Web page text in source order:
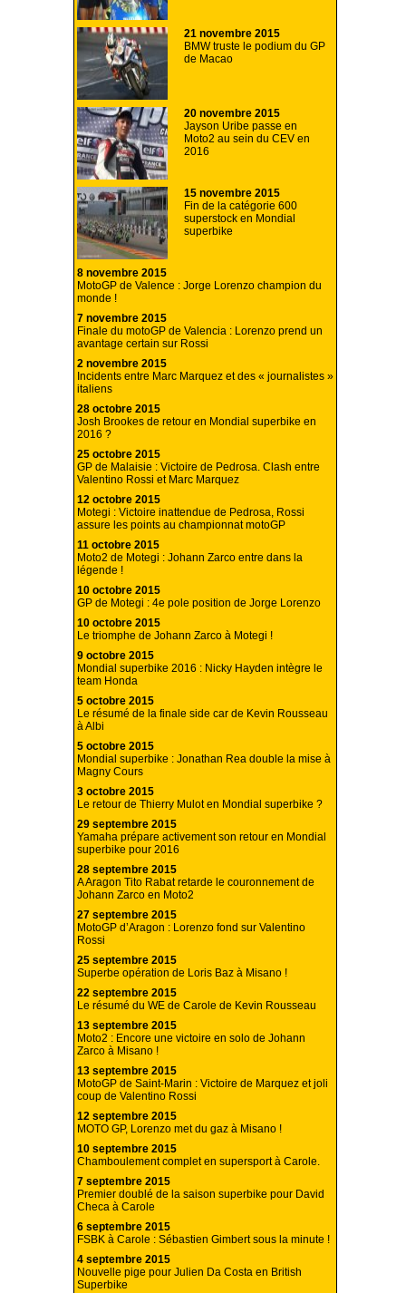
21 novembre 2015
BMW truste le podium du GP
de Macao
20 novembre 2015
Jayson Uribe passe en
Moto2 au sein du CEV en
2016
15 novembre 2015
Fin de la catégorie 600
superstock en Mondial
superbike
8 novembre 2015
MotoGP de Valence : Jorge Lorenzo champion du
monde !
7 novembre 2015
Finale du motoGP de Valencia : Lorenzo prend un
avantage certain sur Rossi
2 novembre 2015
Incidents entre Marc Marquez et des « journalistes »
italiens
28 octobre 2015
Josh Brookes de retour en Mondial superbike en
2016 ?
25 octobre 2015
GP de Malaisie : Victoire de Pedrosa. Clash entre
Valentino Rossi et Marc Marquez
12 octobre 2015
Motegi : Victoire inattendue de Pedrosa, Rossi
assure les points au championnat motoGP
11 octobre 2015
Moto2 de Motegi : Johann Zarco entre dans la
légende !
10 octobre 2015
GP de Motegi : 4e pole position de Jorge Lorenzo
10 octobre 2015
Le triomphe de Johann Zarco à Motegi !
9 octobre 2015
Mondial superbike 2016 : Nicky Hayden intègre le
team Honda
5 octobre 2015
Le résumé de la finale side car de Kevin Rousseau
à Albi
5 octobre 2015
Mondial superbike : Jonathan Rea double la mise à
Magny Cours
3 octobre 2015
Le retour de Thierry Mulot en Mondial superbike ?
29 septembre 2015
Yamaha prépare activement son retour en Mondial
superbike pour 2016
28 septembre 2015
A Aragon Tito Rabat retarde le couronnement de
Johann Zarco en Moto2
27 septembre 2015
MotoGP d’Aragon : Lorenzo fond sur Valentino
Rossi
25 septembre 2015
Superbe opération de Loris Baz à Misano !
22 septembre 2015
Le résumé du WE de Carole de Kevin Rousseau
13 septembre 2015
Moto2 : Encore une victoire en solo de Johann
Zarco à Misano !
13 septembre 2015
MotoGP de Saint-Marin : Victoire de Marquez et joli
coup de Valentino Rossi
12 septembre 2015
MOTO GP, Lorenzo met du gaz à Misano !
10 septembre 2015
Chamboulement complet en supersport à Carole.
7 septembre 2015
Premier doublé de la saison superbike pour David
Checa à Carole
6 septembre 2015
FSBK à Carole : Sébastien Gimbert sous la minute !
4 septembre 2015
Nouvelle pige pour Julien Da Costa en British
Superbike